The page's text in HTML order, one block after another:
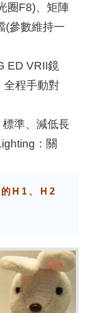
圈F8)、矩陣
(參數維持一
ED VRII鏡
全程手動對
準、減低長
：關
的H1、H2